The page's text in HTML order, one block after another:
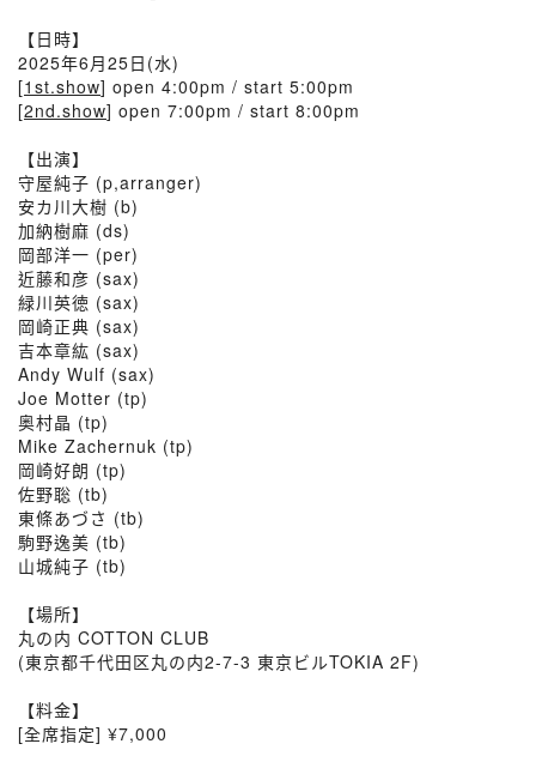
【日時】
2025年6月25日(水)
[1st.show] open 4:00pm / start 5:00pm
[2nd.show] open 7:00pm / start 8:00pm
【出演】
守屋純子 (p,arranger)
安カ川大樹 (b)
加納樹麻 (ds)
岡部洋一 (per)
近藤和彦 (sax)
緑川英徳 (sax)
岡崎正典 (sax)
吉本章紘 (sax)
Andy Wulf (sax)
Joe Motter (tp)
奥村晶 (tp)
Mike Zachernuk (tp)
岡崎好朗 (tp)
佐野聡 (tb)
東條あづさ (tb)
駒野逸美 (tb)
山城純子 (tb)
【場所】
丸の内 COTTON CLUB
(東京都千代田区丸の内2-7-3 東京ビルTOKIA 2F)
【料金】
[全席指定] ¥7,000